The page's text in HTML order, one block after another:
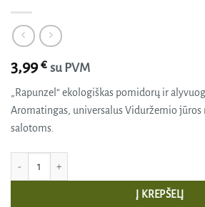
3,99€ su PVM
„Rapunzel“ ekologiškas pomidorų ir
Aromatingas, universalus Viduržemio jūros
salotoms.
Į KREPŠELĮ